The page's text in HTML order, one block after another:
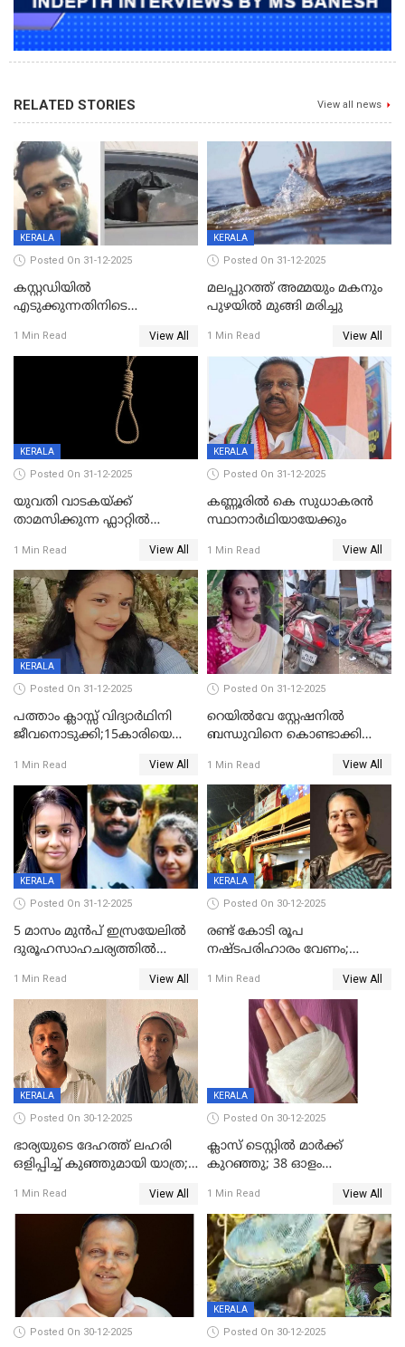
RELATED STORIES View all news
KERALA
Posted On 31-12-2025
കസ്റ്റഡിയിൽ
എടുക്കുന്നതിനിടെ
വധശ്രമക്കേസ് പ്രതി പിടിയിൽ
1 Min Read View All
KERALA
Posted On 31-12-2025
മലപ്പുറത്ത് അമ്മയും മകനും
പുഴയിൽ മുങ്ങി മരിച്ചു
1 Min Read View All
KERALA
Posted On 31-12-2025
യുവതി വാടകയ്ക്ക്
താമസിക്കുന്ന ഫ്ലാറ്റില്‍
സംഭവം കൈതപ്പൊയിലില്‍
1 Min Read View All
KERALA
Posted On 31-12-2025
കണ്ണൂരിൽ കെ സുധാകരൻ
സ്ഥാനാർഥിയായേക്കും
1 Min Read View All
KERALA
Posted On 31-12-2025
പത്താം ക്ലാസ്സ് വിദ്യാര്‍ഥിനി
ജീവനൊടുക്കി;15കാരിയെ
കിടപ്പുമുറിയില്‍ തൂങ്ങി മരിച്ച
നിലയിൽ
1 Min Read View All
Posted On 31-12-2025
റെയിൽവേ സ്റ്റേഷനിൽ
ബന്ധുവിനെ കൊണ്ടാക്കി
ലോറി സ്കൂട്ടറിൽ ഇടിച്ചു :
യുവതിക്ക് ദാരുണാന്ത്യം
1 Min Read View All
KERALA
Posted On 31-12-2025
5 മാസം മുൻപ് ഇസ്രയേലിൽ
ദുരൂഹസാഹചര്യത്തിൽ
മലയാളി യുവാവിന്റെ ഭാര്യയും
മരിച്ചു
1 Min Read View All
KERALA
Posted On 30-12-2025
രണ്ട് കോടി രൂപ
നഷ്ടപരിഹാരം വേണം;
നോട്ടീസയച്ച് ഉമാ തോമസ്
1 Min Read View All
KERALA
Posted On 30-12-2025
ഭാര്യയുടെ ദേഹത്ത് ലഹരി
ഒളിപ്പിച്ച് കുഞ്ഞുമായി യാത്ര;
പിടികൂടി പൊലീസ്
1 Min Read View All
KERALA
Posted On 30-12-2025
ക്ലാസ് ടെസ്റ്റിൽ മാർക്ക്
കുറഞ്ഞു; 38 ഓളം
സെന്ററിലെ അധ്യാപകന്‍
മർദിച്ചതായി പരാതി
1 Min Read View All
Posted On 30-12-2025
KERALA
Posted On 30-12-2025